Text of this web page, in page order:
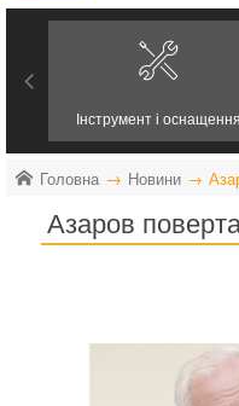
Інструмент і оснащення
Головна Новини
Азаров